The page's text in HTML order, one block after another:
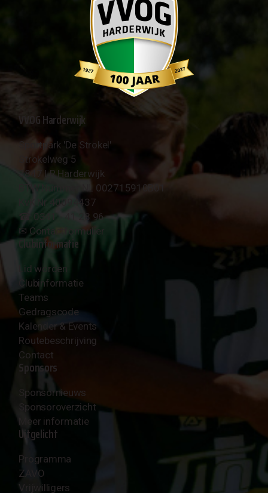
VVOG Harderwijk
Sportpark 'De Strokel'
Strokelweg 5
3847 LR Harderwijk
BTW Nummer NL 002715910B01
KvK Nr 40094437
☎︎ 0341 - 41 28 96
✉︎ Contactformulier
Clubinformatie
Lid worden
Clubinformatie
Teams
Gedragscode
Kalender & Events
Routebeschrijving
Contact
Sponsors
Sponsornieuws
Sponsoroverzicht
Meer informatie
Uitgelicht
Programma
ZAVO
Vrijwilligers